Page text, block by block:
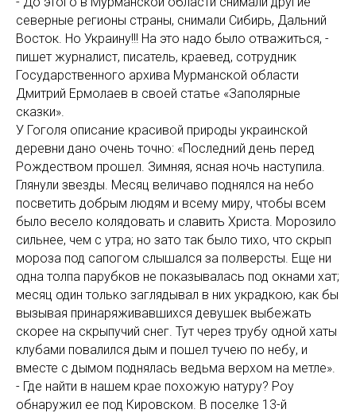
северные регионы страны, снимали Сибирь, Дальний
Восток. Но Украину!!! На это надо было отважиться, -
пишет журналист, писатель, краевед, сотрудник
Государственного архива Мурманской области
Дмитрий Ермолаев в своей статье «Заполярные
сказки».
У Гоголя описание красивой природы украинской
деревни дано очень точно: «Последний день перед
Рождеством прошел. Зимняя, ясная ночь наступила.
Глянули звезды. Месяц величаво поднялся на небо
посветить добрым людям и всему миру, чтобы всем
было весело колядовать и славить Христа. Морозило
сильнее, чем с утра; но зато так было тихо, что скрып
мороза под сапогом слышался за полверсты. Еще ни
одна толпа парубков не показывалась под окнами хат;
месяц один только заглядывал в них украдкою, как бы
вызывая принаряживавшихся девушек выбежать
скорее на скрыпучий снег. Тут через трубу одной хаты
клубами повалился дым и пошел тучею по небу, и
вместе с дымом поднялась ведьма верхом на метле».
- Где найти в нашем крае похожую натуру? Роу
обнаружил ее под Кировском. В поселке 13-й